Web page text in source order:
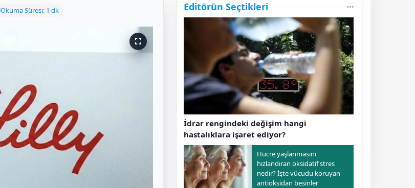
Okuma Süresi: 1 dk Editörün Seçtikleri
İdrar rengindeki değişim hangi
hastalıklara işaret ediyor?
Hücre yaşlanmasını
hızlandıran oksidatif stres
nedir? İşte vücudu koruyan
antioksidan besinler